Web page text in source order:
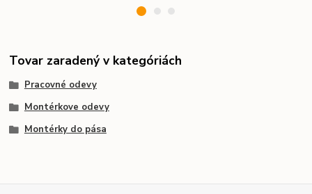
Tovar zaradený v kategóriách
Pracovné odevy
Montérkove odevy
Montérky do pása